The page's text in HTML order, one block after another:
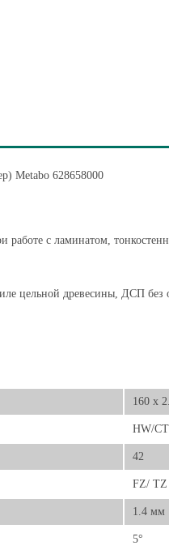
Metabo 628658000
работе с ламинатом,
цельной древесины, ДСП
160 x
HW/CT
42
FZ/ TZ
1.4 мм
5°